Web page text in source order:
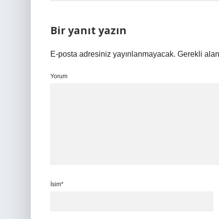
Bir yanıt yazın
E-posta adresiniz yayınlanmayacak. Gerekli
Yorum
İsim*